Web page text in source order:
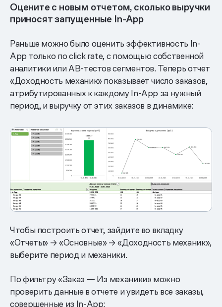
Оцените с новым отчетом, сколько выручки
приносят запущенные In-App
Раньше можно было оценить эффективность In-
App только по click rate, с помощью собственной
аналитики или АB-тестов сегментов. Теперь отчет
«Доходность механик» показывает число заказов,
атрибутированных к каждому In-App за нужный
период, и выручку от этих заказов в динамике:
Чтобы построить отчет, зайдите во вкладку
«Отчеты» → «Основные» → «Доходность механик»,
выберите период и механики.
По фильтру «Заказ — Из механики» можно
проверить данные в отчете и увидеть все заказы,
совершенные из In-App: